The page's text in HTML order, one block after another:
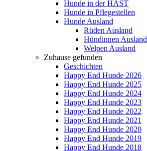
Hunde in der HAST
Hunde in Pflegestellen
Hunde Ausland
Rüden Ausland
Hündinnen Ausland
Welpen Ausland
Zuhause gefunden
Geschichten
Happy End Hunde 2026
Happy End Hunde 2025
Happy End Hunde 2024
Happy End Hunde 2023
Happy End Hunde 2022
Happy End Hunde 2021
Happy End Hunde 2020
Happy End Hunde 2019
Happy End Hunde 2018